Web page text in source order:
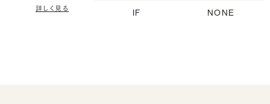
詳しく見る IF NONE